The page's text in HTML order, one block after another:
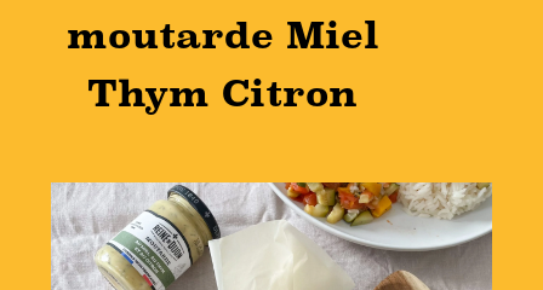
moutarde Miel
Thym Citron